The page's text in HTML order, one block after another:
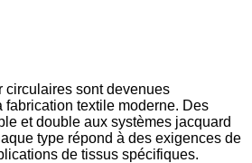
circulaires sont devenues
textile moderne. Des
et double aux systèmes jacquard
type répond à des exigences de
de tissus spécifiques.